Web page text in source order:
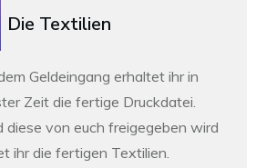
Die Textilien
Geldeingang erhaltet ihr in
Zeit die fertige Druckdatei.
diese von euch freigegeben wird
ihr die fertigen Textilien.